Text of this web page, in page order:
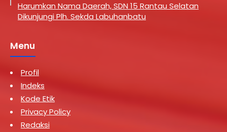
Harumkan Nama Daerah, SDN 15 Rantau Selatan
Dikunjungi Plh. Sekda Labuhanbatu
Menu
Profil
Indeks
Kode Etik
Privacy Policy
Redaksi